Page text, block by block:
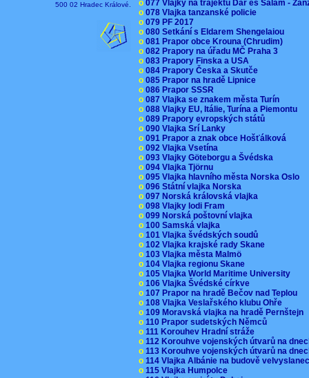
500 02 Hradec Králové.
o 077 Vlajky na trajektu Dar es Salam -
o 078 Vlajka tanzanské policie
o 079 PF 2017
o 080 Setkání s Eldarem Shengelaiou
o 081 Prapor obce Krouna (Chrudim)
o 082 Prapory na úřadu MČ Praha 3
o 083 Prapory Finska a USA
o 084 Prapory Česka a Skutče
o 085 Prapor na hradě Lipnice
o 086 Prapor SSSR
o 087 Vlajka se znakem města Turín
o 088 Vlajky EU, Itálie, Turína a Piemontu
o 089 Prapory evropských států
o 090 Vlajka Srí Lanky
o 091 Prapor a znak obce Hošťálková
o 092 Vlajka Vsetína
o 093 Vlajky Göteborgu a Švédska
o 094 Vlajka Tjörnu
o 095 Vlajka hlavního města Norska Oslo
o 096 Státní vlajka Norska
o 097 Norská královská vlajka
o 098 Vlajky lodi Fram
o 099 Norská poštovní vlajka
o 100 Samská vlajka
o 101 Vlajka švédských soudů
o 102 Vlajka krajské rady Skane
o 103 Vlajka města Malmö
o 104 Vlajka regionu Skane
o 105 Vlajka World Maritime University
o 106 Vlajka Švédské církve
o 107 Prapor na hradě Bečov nad Teplou
o 108 Vlajka Veslařského klubu Ohře
o 109 Moravská vlajka na hradě Pernštejn
o 110 Prapor sudetských Němců
o 111 Korouhev Hradní stráže
o 112 Korouhve vojenských útvarů na
o 113 Korouhve vojenských útvarů na
o 114 Vlajka Albánie na budově
o 115 Vlajka Humpolce